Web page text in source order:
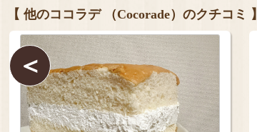
＜
【 他のココラデ （Cocorade）のクチコミ 】